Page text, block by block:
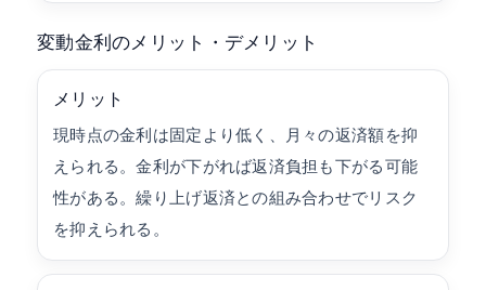
変動金利のメリット・デメリット
メリット
現時点の金利は固定より低く、月々の返済額を抑
えられる。金利が下がれば返済負担も下がる可能
性がある。繰り上げ返済との組み合わせでリスク
を抑えられる。